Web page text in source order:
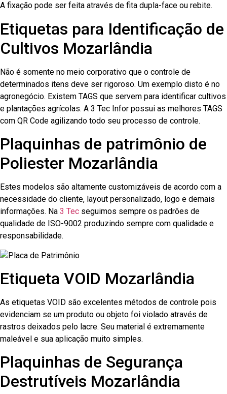
A fixação pode ser feita através de fita dupla-face ou rebite.
Etiquetas para Identificação de
Cultivos Mozarlândia
Não é somente no meio corporativo que o controle de
determinados itens deve ser rigoroso. Um exemplo disto é no
agronegócio. Existem TAGS que servem para identificar cultivos
e plantações agrícolas. A 3 Tec Infor possui as melhores TAGS
com QR Code agilizando todo seu processo de controle.
Plaquinhas de patrimônio de
Poliester Mozarlândia
Estes modelos são altamente customizáveis de acordo com a
necessidade do cliente, layout personalizado, logo e demais
informações. Na 3 Tec seguimos sempre os padrões de
qualidade de ISO-9002 produzindo sempre com qualidade e
responsabilidade.
Etiqueta VOID Mozarlândia
As etiquetas VOID são excelentes métodos de controle pois
evidenciam se um produto ou objeto foi violado através de
rastros deixados pelo lacre. Seu material é extremamente
maleável e sua aplicação muito simples.
Plaquinhas de Segurança
Destrutíveis Mozarlândia